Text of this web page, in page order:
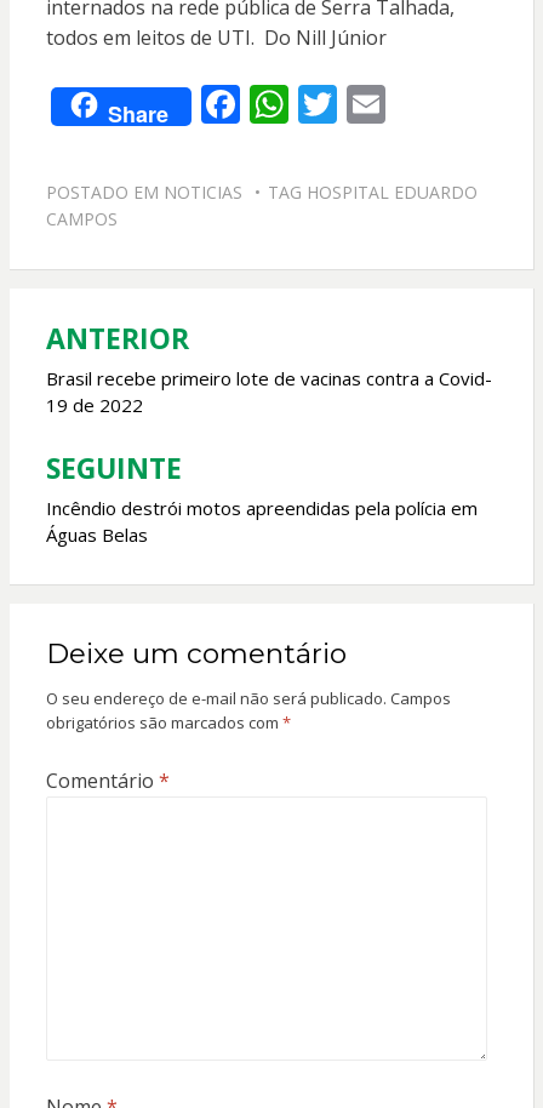
internados na rede pública de Serra Talhada,
todos em leitos de UTI. Do Nill Júnior
Share F
e
o
W
at
A
T
itt
E
ai
POSTADO EM NOTICIAS TAG HOSPITAL EDUARDO
CAMPOS
Navegação
de
Post
ANTERIOR
Brasil recebe primeiro lote de vacinas contra a Covid-
19 de 2022
SEGUINTE
Incêndio destrói motos apreendidas pela polícia em
Águas Belas
Deixe um comentário
O seu endereço de e-mail não será publicado. Campos
obrigatórios são marcados com *
Comentário *